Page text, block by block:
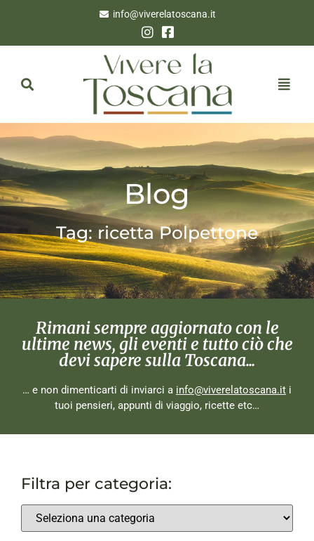
info@viverelatoscana.it
Blog
Tag: ricetta Polpettone
Rimani sempre aggiornato con le
ultime news, gli eventi e tutto ciò che
devi sapere sulla Toscana...
… e non dimenticarti di inviarci a info@viverelatoscana.it i
tuoi pensieri, appunti di viaggio, ricette etc…
Filtra per categoria: